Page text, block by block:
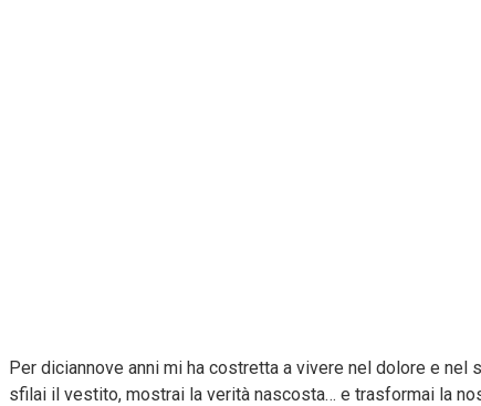
Per diciannove anni mi ha costretta a vivere nel dolore e
sfilai il vestito, mostrai la verità nascosta… e trasformai la